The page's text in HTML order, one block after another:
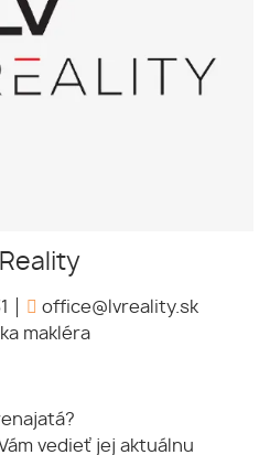
Reality
office@lvreality.sk
makléra
vedieť jej aktuálnu